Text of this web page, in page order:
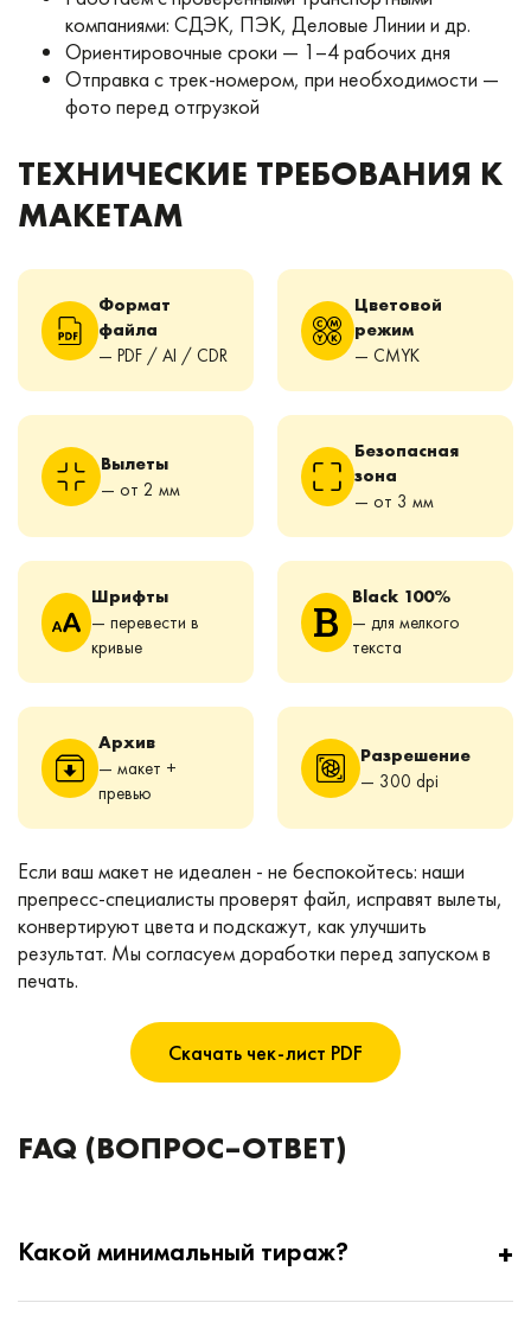
компаниями: СДЭК, ПЭК, Деловые Линии и др.
Ориентировочные сроки — 1–4 рабочих дня
Отправка с трек-номером, при необходимости —
фото перед отгрузкой
ТЕХНИЧЕСКИЕ ТРЕБОВАНИЯ К
МАКЕТАМ
Формат
файла
— PDF / AI / CDR
Цветовой
режим
— CMYK
Вылеты
— от 2 мм
Безопасная
зона
— от 3 мм
Шрифты
— перевести в
кривые
Black 100%
— для мелкого
текста
Архив
— макет +
превью
Разрешение
— 300 dpi
Если ваш макет не идеален - не беспокойтесь: наши
препресс-специалисты проверят файл, исправят вылеты,
конвертируют цвета и подскажут, как улучшить
результат. Мы согласуем доработки перед запуском в
печать.
Скачать чек-лист PDF
FAQ (ВОПРОС–ОТВЕТ)
Какой минимальный тираж?